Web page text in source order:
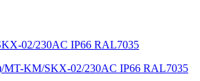
MT-KM/SKX-02/230AC IP66 RAL7035